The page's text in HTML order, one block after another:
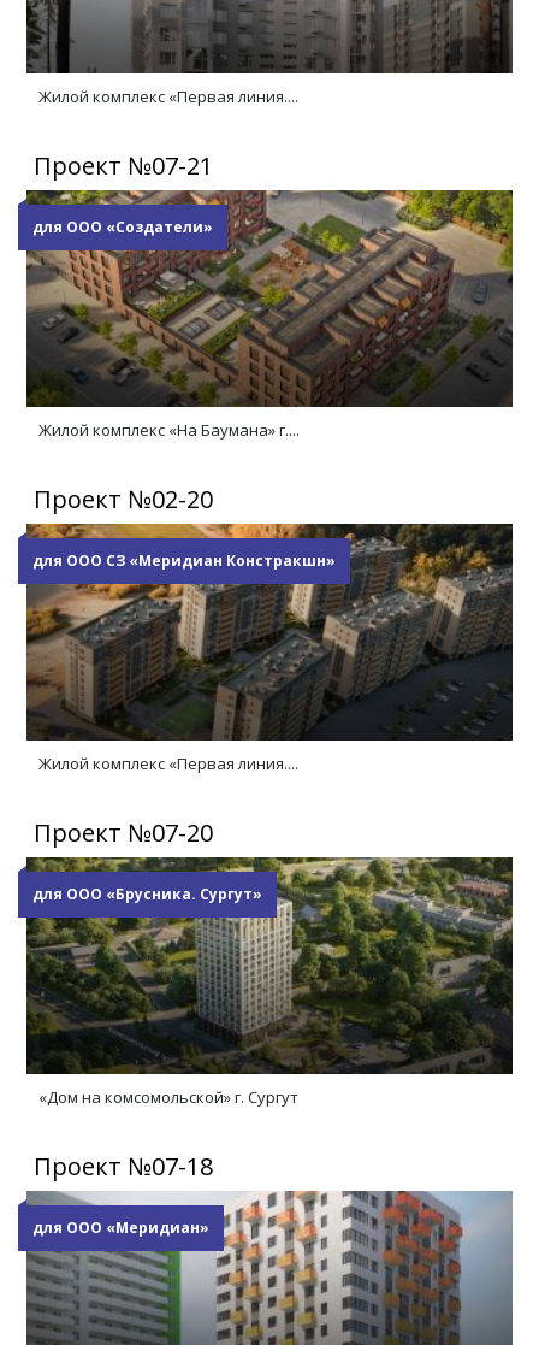
Жилой комплекс «Первая линия....
Проект №07-21
для ООО «Создатели»
Жилой комплекс «На Баумана» г....
Проект №02-20
для ООО СЗ «Меридиан Констракшн»
Жилой комплекс «Первая линия....
Проект №07-20
для ООО «Брусника. Сургут»
«Дом на комсомольской» г. Сургут
Проект №07-18
для ООО «Меридиан»